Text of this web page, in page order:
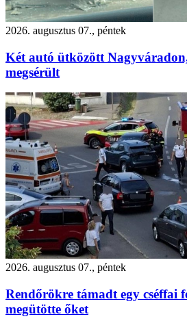
2026. augusztus 07., péntek
Két autó ütközött
megsérült
2026. augusztus 07., péntek
Rendőrökre támadt egy cséffai
megütötte őket